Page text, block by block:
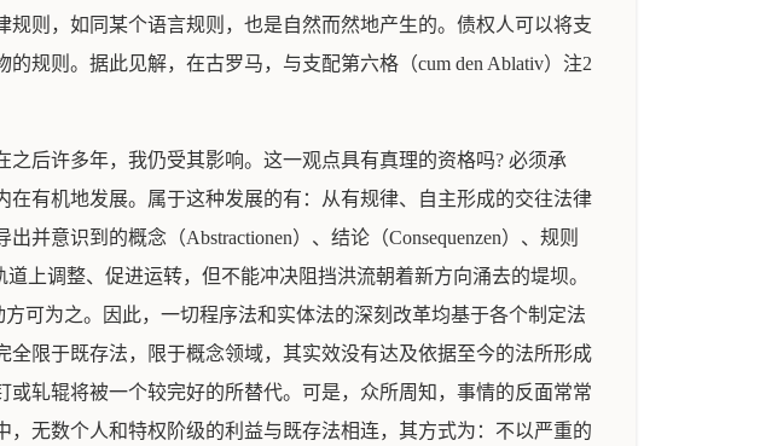
则，如同某个语言规则，也是自然而然地产生的。债权人可以将支
规则。据此见解，在古罗马，与支配第六格（cum den Ablativ）注2
后许多年，我仍受其影响。这一观点具有真理的资格吗? 必须承
有机地发展。属于这种发展的有：从有规律、自主形成的交往法律
意识到的概念（Abstractionen）、结论（Consequenzen）、规则
上调整、促进运转，但不能冲决阻挡洪流朝着新方向涌去的堤坝。
可为之。因此，一切程序法和实体法的深刻改革均基于各个制定法
限于既存法，限于概念领域，其实效没有达及依据至今的法所形成
轧辊将被一个较完好的所替代。可是，众所周知，事情的反面常常
无数个人和特权阶级的利益与既存法相连，其方式为：不以严重的